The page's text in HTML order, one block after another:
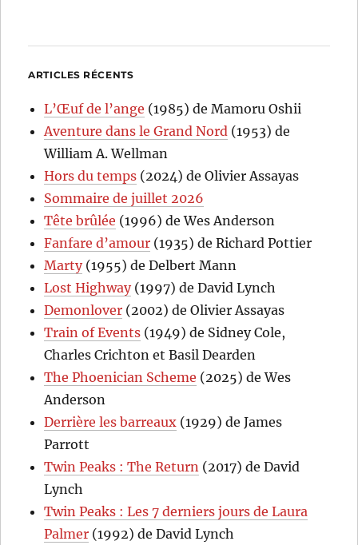
ARTICLES RÉCENTS
L’Œuf de l’ange (1985) de Mamoru Oshii
Aventure dans le Grand Nord (1953) de
William A. Wellman
Hors du temps (2024) de Olivier Assayas
Sommaire de juillet 2026
Tête brûlée (1996) de Wes Anderson
Fanfare d’amour (1935) de Richard Pottier
Marty(1955) de Delbert Mann
Lost Highway(1997) de David Lynch
Demonlover (2002) de Olivier Assayas
Train of Events (1949) de Sidney Cole,
Charles Crichton et Basil Dearden
The Phoenician Scheme (2025) de Wes
Anderson
Derrière les barreaux (1929) de James
Parrott
Twin Peaks : The Return (2017) de David
Lynch
Twin Peaks : Les 7 derniers jours de Laura
Palmer (1992) de David Lynch